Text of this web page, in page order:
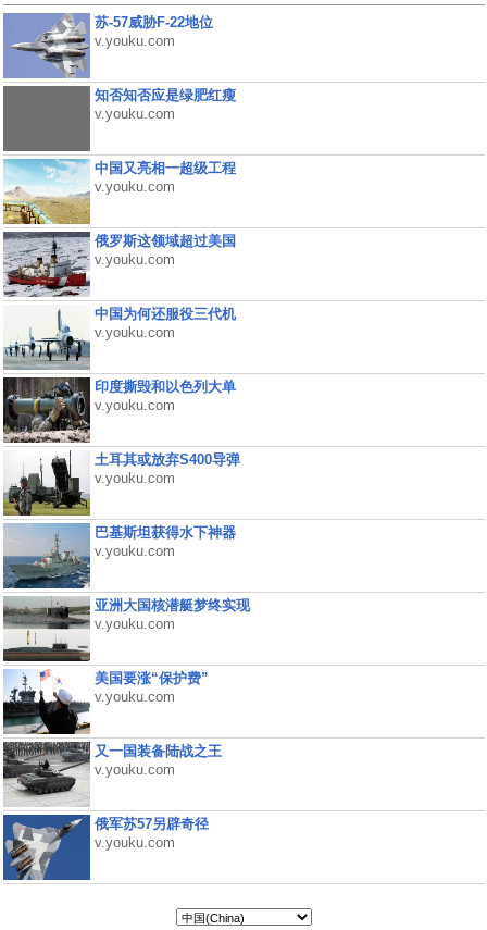
苏-57威胁F-22地位
v.youku.com
知否知否应是绿肥红瘦
v.youku.com
中国又亮相一超级工程
v.youku.com
俄罗斯这领域超过美国
v.youku.com
中国为何还服役三代机
v.youku.com
印度撕毁和以色列大单
v.youku.com
土耳其或放弃S400导弹
v.youku.com
巴基斯坦获得水下神器
v.youku.com
亚洲大国核潜艇梦终实现
v.youku.com
美国要涨“保护费”
v.youku.com
又一国装备陆战之王
v.youku.com
俄军苏57另辟奇径
v.youku.com